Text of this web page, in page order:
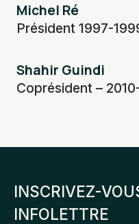
Michel Ré
Président 1997-
Shahir Guindi
Coprésident –
INSCRIVEZ-
INFOLETTRE